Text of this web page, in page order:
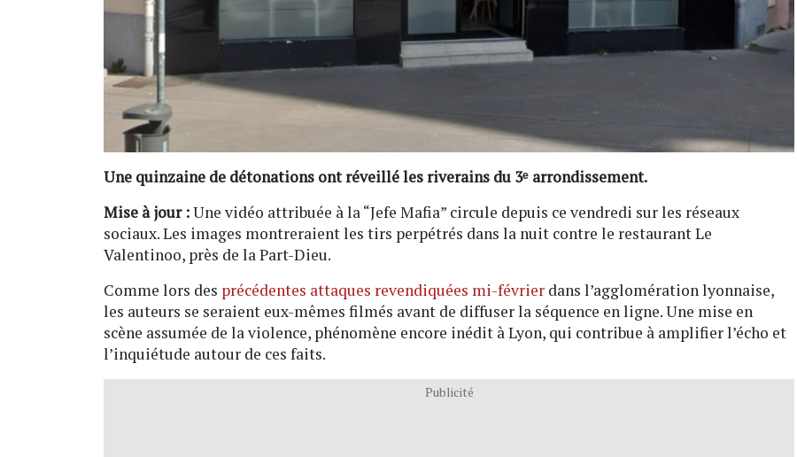
Une quinzaine de détonations ont réveillé les riverains du 3ᵉ arrondissement.
Mise à jour :Une vidéo attribuée à la “Jefe Mafia” circule depuis ce vendredi sur les réseaux
sociaux. Les images montreraient les tirs perpétrés dans la nuit contre le restaurant Le
Valentinoo, près de la Part-Dieu.
Comme lors des précédentes attaques revendiquées mi-février dans l’agglomération lyonnaise,
les auteurs se seraient eux-mêmes filmés avant de diffuser la séquence en ligne. Une mise en
scène assumée de la violence, phénomène encore inédit à Lyon, qui contribue à amplifier l’écho et
l’inquiétude autour de ces faits.
Publicité